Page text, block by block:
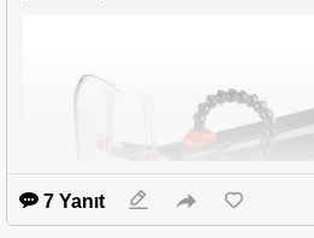
7 Yanıt